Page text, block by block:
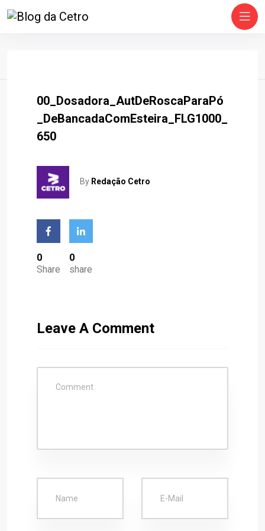
00_Dosadora_AutDeRoscaParaPó
_DeBancadaComEsteira_FLG1000_
650
By Redação Cetro
0
Share
0
share
Leave A Comment